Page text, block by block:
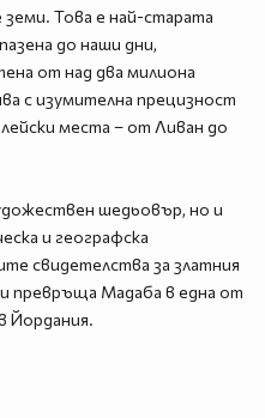
Това е най-старата
до наши дни,
от над два милиона
с изумителна прецизност
места – от Ливан до
шедьовър, но и
и географска
свидетелства за златния
превръща Мадаба в една от
Йордания.